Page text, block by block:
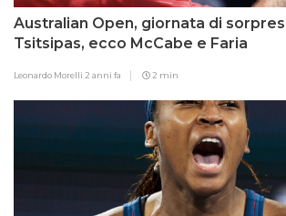
Australian Open, giornata di
Tsitsipas, ecco McCabe e Faria
Leonardo Morelli 2 anni fa 2 min